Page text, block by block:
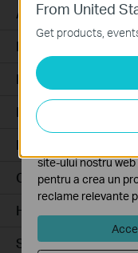
Access Pro
Routere prin cablu
Routere Wi-Fi
Routere 4G
Routere integrate
Cloud-Based
Hardware
Software
From United
Get products,
Cookie-uri de bază
Aceste cookie-uri
site-ului web și nu
Cookie-uri de
Cookie-urile de
tale de pe site-ul
funcționalitatea
site-ului nostru
pentru a crea un
reclame relevante